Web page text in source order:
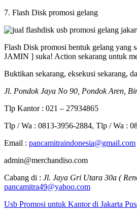
7. Flash Disk promosi gelang
Flash Disk promosi bentuk gelang yang
JAMIN ] suka! Action sekarang untuk
Buktikan sekarang, eksekusi sekarang,
Jl. Pondok Jaya No 90, Pondok Aren,
Tlp Kantor : 021 – 27934865
Tlp / Wa : 0813-3956-2884, Tlp / Wa :
Email : pancamitraindonesia@gmail.com
admin@merchandiso.com
Cabang di : Jl. Jaya Gri Utara 30a (
pancamitra49@yahoo.com
Usb Promosi untuk Kantor di Jakarta